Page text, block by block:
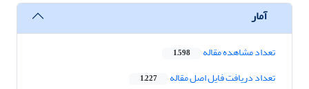
آمار
تعداد مشاهده مقاله 1,598
تعداد دریافت فایل اصل مقاله 1,227